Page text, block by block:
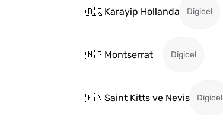
🇧🇶Karayip Hollanda Digicel
🇲🇸Montserrat Digicel
🇰🇳Saint Kitts ve Nevis Digicel